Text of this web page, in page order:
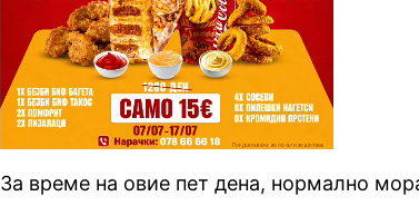
За време на овие пет дена, нормално